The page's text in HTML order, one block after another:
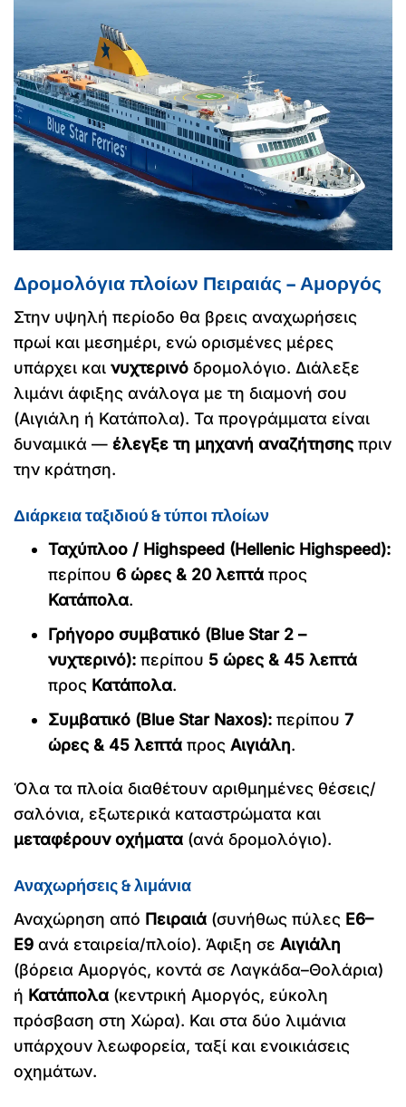
Δρομολόγια πλοίων Πειραιάς – Αμοργός
Στην υψηλή περίοδο θα βρεις αναχωρήσεις
πρωί και μεσημέρι, ενώ ορισμένες μέρες
υπάρχει και νυχτερινό δρομολόγιο. Διάλεξε
λιμάνι άφιξης ανάλογα με τη διαμονή σου
(Αιγιάλη ή Κατάπολα). Τα προγράμματα είναι
δυναμικά — έλεγξε τη μηχανή αναζήτησης πριν
την κράτηση.
Διάρκεια ταξιδιού & τύποι πλοίων
Ταχύπλοο / Highspeed (Hellenic Highspeed):
περίπου 6 ώρες & 20 λεπτάπρος
Κατάπολα.
Γρήγορο συμβατικό (Blue Star 2 –
νυχτερινό):περίπου 5 ώρες & 45 λεπτά
προς Κατάπολα.
Συμβατικό (Blue Star Naxos):περίπου 7
ώρες & 45 λεπτάπρος Αιγιάλη.
Όλα τα πλοία διαθέτουν αριθμημένες θέσεις/
σαλόνια, εξωτερικά καταστρώματα και
μεταφέρουν οχήματα (ανά δρομολόγιο).
Αναχωρήσεις & λιμάνια
Αναχώρηση από Πειραιά (συνήθως πύλες Ε6–
Ε9 ανά εταιρεία/πλοίο). Άφιξη σε Αιγιάλη
(βόρεια Αμοργός, κοντά σε Λαγκάδα–Θολάρια)
ή Κατάπολα (κεντρική Αμοργός, εύκολη
πρόσβαση στη Χώρα). Και στα δύο λιμάνια
υπάρχουν λεωφορεία, ταξί και ενοικιάσεις
οχημάτων.